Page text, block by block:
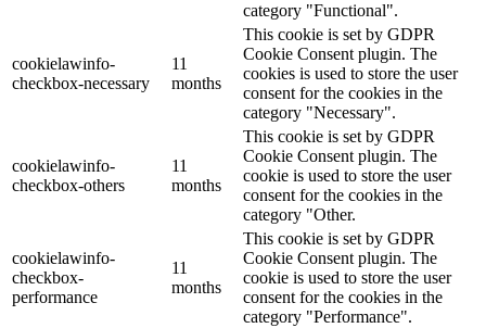
category "Functional".
cookielawinfo-
checkbox-necessary
11
months
This cookie is set by GDPR
Cookie Consent plugin. The
cookies is used to store the user
consent for the cookies in the
category "Necessary".
cookielawinfo-
checkbox-others
11
months
This cookie is set by GDPR
Cookie Consent plugin. The
cookie is used to store the user
consent for the cookies in the
category "Other.
cookielawinfo-
checkbox-
performance
11
months
This cookie is set by GDPR
Cookie Consent plugin. The
cookie is used to store the user
consent for the cookies in the
category "Performance".